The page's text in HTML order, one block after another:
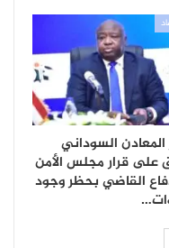
المعادن السوداني
على قرار مجلس الأمن
القاضي بحظر وجود